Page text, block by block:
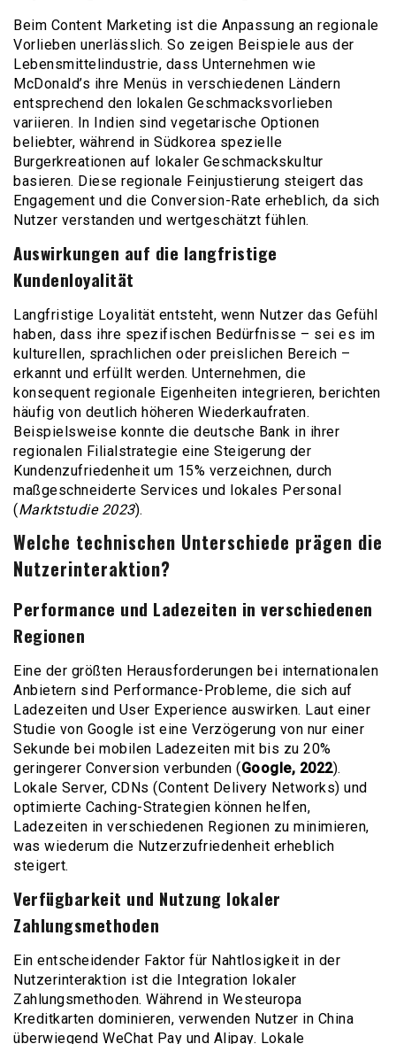
Beim Content Marketing ist die Anpassung an regionale
Vorlieben unerlässlich. So zeigen Beispiele aus der
Lebensmittelindustrie, dass Unternehmen wie
McDonald’s ihre Menüs in verschiedenen Ländern
entsprechend den lokalen Geschmacksvorlieben
variieren. In Indien sind vegetarische Optionen
beliebter, während in Südkorea spezielle
Burgerkreationen auf lokaler Geschmackskultur
basieren. Diese regionale Feinjustierung steigert das
Engagement und die Conversion-Rate erheblich, da sich
Nutzer verstanden und wertgeschätzt fühlen.
Auswirkungen auf die langfristige
Kundenloyalität
Langfristige Loyalität entsteht, wenn Nutzer das Gefühl
haben, dass ihre spezifischen Bedürfnisse – sei es im
kulturellen, sprachlichen oder preislichen Bereich –
erkannt und erfüllt werden. Unternehmen, die
konsequent regionale Eigenheiten integrieren, berichten
häufig von deutlich höheren Wiederkaufraten.
Beispielsweise konnte die deutsche Bank in ihrer
regionalen Filialstrategie eine Steigerung der
Kundenzufriedenheit um 15% verzeichnen, durch
maßgeschneiderte Services und lokales Personal
(Marktstudie 2023).
Welche technischen Unterschiede prägen die
Nutzerinteraktion?
Performance und Ladezeiten in verschiedenen
Regionen
Eine der größten Herausforderungen bei internationalen
Anbietern sind Performance-Probleme, die sich auf
Ladezeiten und User Experience auswirken. Laut einer
Studie von Google ist eine Verzögerung von nur einer
Sekunde bei mobilen Ladezeiten mit bis zu 20%
geringerer Conversion verbunden (Google, 2022).
Lokale Server, CDNs (Content Delivery Networks) und
optimierte Caching-Strategien können helfen,
Ladezeiten in verschiedenen Regionen zu minimieren,
was wiederum die Nutzerzufriedenheit erheblich
steigert.
Verfügbarkeit und Nutzung lokaler
Zahlungsmethoden
Ein entscheidender Faktor für Nahtlosigkeit in der
Nutzerinteraktion ist die Integration lokaler
Zahlungsmethoden. Während in Westeuropa
Kreditkarten dominieren, verwenden Nutzer in China
überwiegend WeChat Pay und Alipay. Lokale